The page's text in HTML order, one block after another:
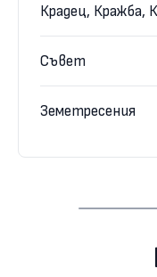
Крадец, Кражба,
Съвет
Земетресения